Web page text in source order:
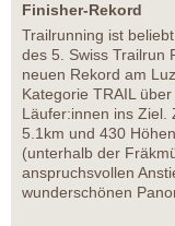
Finisher-Rekord
Trailrunning ist
des 5. Swiss Trailrun
neuen Rekord am
Kategorie TRAIL
Läufer:innen ins Ziel.
5.1km und 430
(unterhalb der
anspruchsvollen
wunderschönen